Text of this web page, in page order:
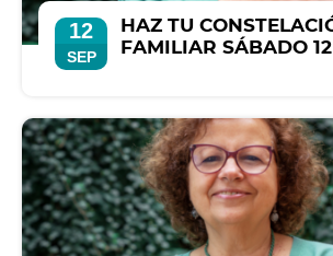
12
SEP
HAZ TU
FAMILIAR SÁBADO